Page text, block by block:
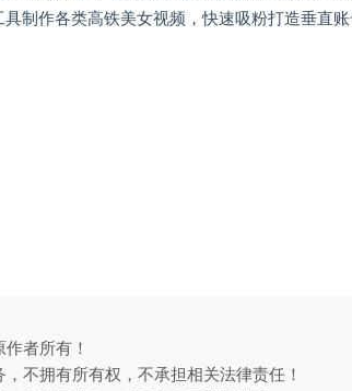
制作各类高铁美女视频，快速吸粉打造垂直账
者所有！
不拥有所有权，不承担相关法律责任！